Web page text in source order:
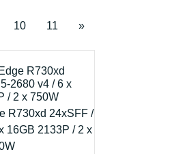
10 11 »
R730xd
2680 v4 / 6 x
/ 2 x 750W